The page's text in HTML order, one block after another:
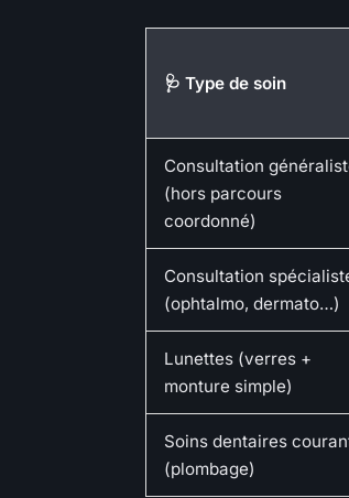
🩺 Type de soin
Consultation
(hors parcours
coordonné)
Consultation
(ophtalmo, dermato…)
Lunettes (verres +
monture simple)
Soins dentaires
(plombage)